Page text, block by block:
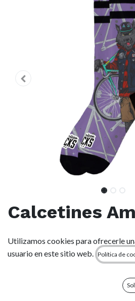
Calcetines
Socks -
(0 reseña)
-Dos tallas para un ajuste perfecto
-Diseñado para la acción y la
Utilizamos cookies para ofrecerle
usuario en este sitio web.
Política de